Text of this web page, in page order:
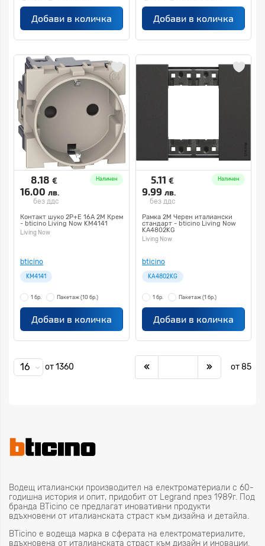
Добави в количка Добави в количка
8.18 €
16.00 лв.
без ддс
Наличен
Контакт шуко 2Р+Е 16А 2M Крем
- bticino Living Now KM4141
Living Now
bticino
KM4141
1 бр. Пакетаж (10 бр.)
Добави в количка
5.11 €
9.99 лв.
без ддс
Наличен
Рамка 2M Черен италиански
стандарт - bticino Living Now
KA4802KG
Living Now
bticino
KA4802KG
1 бр. Пакетаж (1 бр.)
Добави в количка
16 от 1360 от 85
Водещ италиански производител на електроматериали с 60-
годишна история и опит, придобит от Legrand през 1989г. Под
брандa BТicino се предлагат иновативни продукти
вдъхновени от италианската страст към дизайна и детайла.
BTicino е водеща марка в сферата на електроматериалите,
вдъхновена от италианската страст към дизайн и иновации.